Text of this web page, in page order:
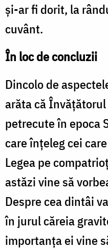
și-ar fi dorit, la
cuvânt.
În loc de concluzii
Dincolo de
arăta că
petrecute în epoca
care înțeleg cei
Legea pe
astăzi vine să
Despre cea dintâi
în jurul căreia
importanța ei vine